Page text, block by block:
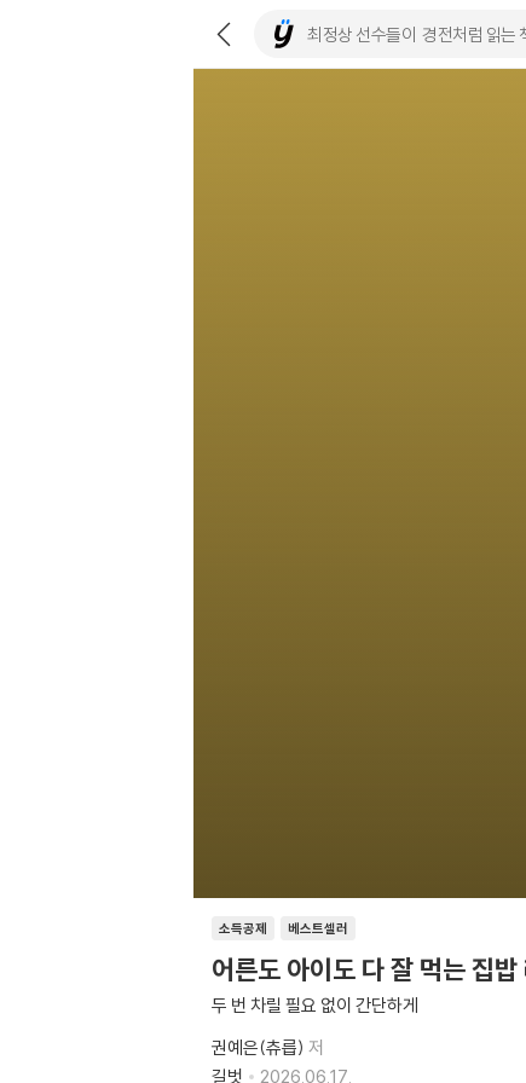
소득공제 베스트셀러
어른도 아이도 다 잘 먹는 집밥
두 번 차릴 필요 없이 간단하게
권예은(츄릅) 저
길벗
2026.06.17.